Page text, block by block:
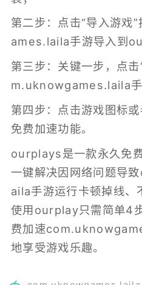
第二步：点击“导入游
ames.laila手游导入到
第三步：关键一步，点
m.uknowgames.laila手
第四步：点击游戏图标
免费加速功能。
ourplays是一款永久免
一键解决因网络问题导
aila手游运行卡顿掉线、
使用ourplay只需简单4
费加速
地享受游戏乐趣。